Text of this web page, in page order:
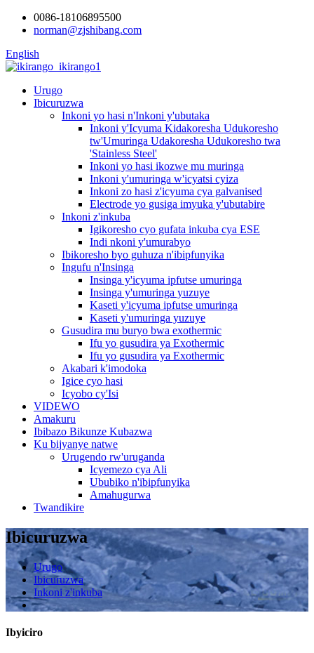
0086-18106895500
norman@zjshibang.com
English
Urugo
Ibicuruzwa
Inkoni yo hasi n'Inkoni y'ubutaka
Inkoni y'Icyuma Kidakoresha Udukoresho
tw'Umuringa Udakoresha Udukoresho twa
'Stainless Steel'
Inkoni yo hasi ikozwe mu muringa
Inkoni y'umuringa w'icyatsi cyiza
Inkoni zo hasi z'icyuma cya galvanised
Electrode yo gusiga imyuka y'ubutabire
Inkoni z'inkuba
Igikoresho cyo gufata inkuba cya ESE
Indi nkoni y'umurabyo
Ibikoresho byo guhuza n'ibipfunyika
Ingufu n'Insinga
Insinga y'icyuma ipfutse umuringa
Insinga y'umuringa yuzuye
Kaseti y'icyuma ipfutse umuringa
Kaseti y'umuringa yuzuye
Gusudira mu buryo bwa exothermic
Ifu yo gusudira ya Exothermic
Ifu yo gusudira ya Exothermic
Akabari k'imodoka
Igice cyo hasi
Icyobo cy'Isi
VIDEWO
Amakuru
Ibibazo Bikunze Kubazwa
Ku bijyanye natwe
Urugendo rw'uruganda
Icyemezo cya Ali
Ububiko n'ibipfunyika
Amahugurwa
Twandikire
Ibicuruzwa
Urugo
Ibicuruzwa
Inkoni z'inkuba
Ibyiciro